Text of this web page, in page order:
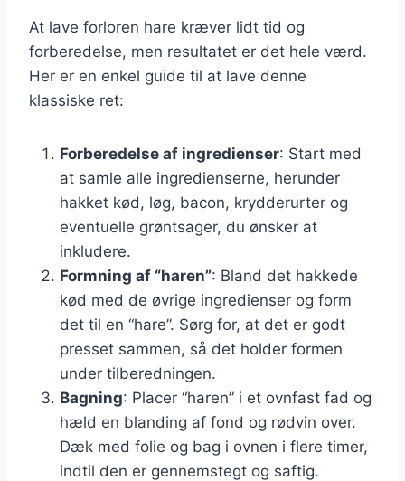
At lave forloren hare kræver lidt tid og
forberedelse, men resultatet er det hele værd.
Her er en enkel guide til at lave denne
klassiske ret:
Forberedelse af ingredienser: Start med
at samle alle ingredienserne, herunder
hakket kød, løg, bacon, krydderurter og
eventuelle grøntsager, du ønsker at
inkludere.
Formning af “haren”: Bland det hakkede
kød med de øvrige ingredienser og form
det til en “hare”. Sørg for, at det er godt
presset sammen, så det holder formen
under tilberedningen.
Bagning: Placer “haren” i et ovnfast fad og
hæld en blanding af fond og rødvin over.
Dæk med folie og bag i ovnen i flere timer,
indtil den er gennemstegt og saftig.